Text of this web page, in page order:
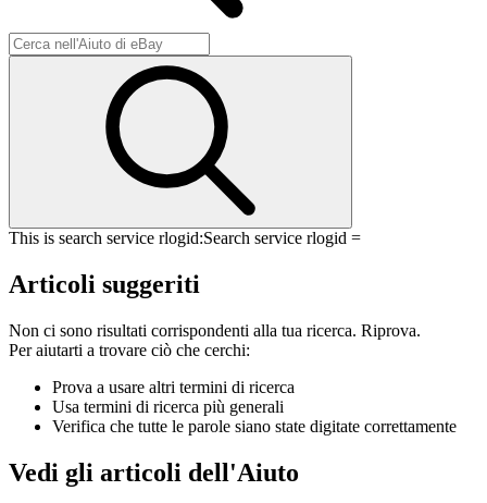
This is search service rlogid:Search service rlogid =
Articoli suggeriti
Non ci sono risultati corrispondenti alla tua ricerca. Riprova.
Per aiutarti a trovare ciò che cerchi:
Prova a usare altri termini di ricerca
Usa termini di ricerca più generali
Verifica che tutte le parole siano state digitate correttamente
Vedi gli articoli dell'Aiuto